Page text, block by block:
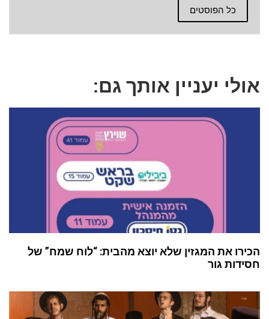
כל הפוסטים
אולי יעניין אותך גם:
הכירו את המגזין שלא יוצא מהבית: “לוח שמח” של
חסידות גור